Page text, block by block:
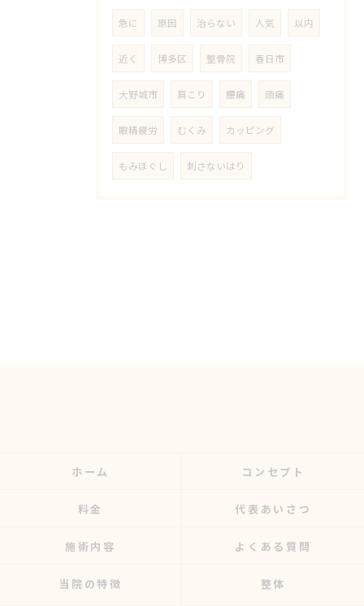
急に 原因 治らない 人気 以内
近く 博多区 整骨院 春日市
大野城市 肩こり 腰痛 頭痛
眼精疲労 むくみ カッピング
もみほぐし 刺さないはり
ホーム コンセプト
料金 代表あいさつ
施術内容 よくある質問
当院の特徴 整体